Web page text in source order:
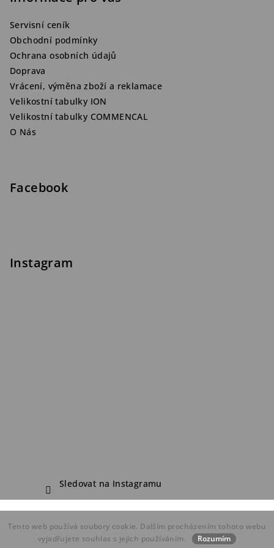
Tento web používá soubory cookie. Dalším procházením tohoto webu
vyjadřujete souhlas s jejich používáním.
Rozumím
Servisní ceník
Obchodní podmínky
Ochrana osobních údajů
Doprava
Vrácení, výměna zboží a reklamace
Velikostní tabulky ION
Velikostní tabulky COMMENCAL
O Nás
Facebook
Instagram
Sledovat na Instagramu
Copyright 2026FDF Bike Shop. Všechna práva vyhrazena.
Vytvořil Shoptet